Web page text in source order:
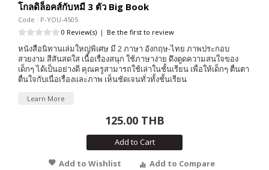
โกลดิล็อคส์กับหมี 3 ตัว Big Book
Code : P-YOU-4505
0 Review(s) | Be the first to review
หนังสือนิทานเล่มใหญ่พิเศษ มี 2 ภาษา อังกฤษ-ไทย ภาพประกอบ
สวยงาม สีสันสดใส เนื้อเรื่องสนุก ใช้ภาษาง่าย ดึงดูดความสนใจของ
เด็กๆ ได้เป็นอย่างดี คุณครูสามารถใช้เล่าในชั้นเรียน เพื่อให้เด็กๆ ตื่นตา
ตื่นใจกับเนื่อเรื่องและภาพ เห็นชัดเจนทั่วทั้งชั้นเรียน
Learn More
125.00 THB
Add to Cart
Add to Wishlist
Add to Compare